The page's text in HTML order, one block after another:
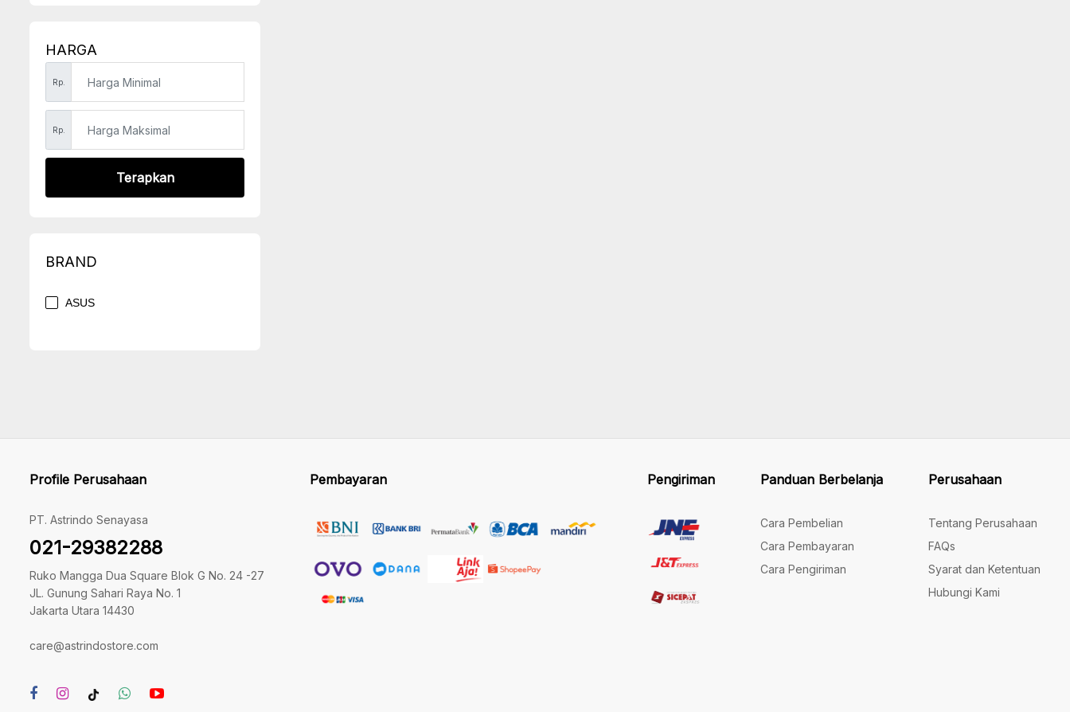
HARGA
Rp.
Rp.
Terapkan
BRAND
ASUS
Profile Perusahaan
PT. Astrindo Senayasa
021-29382288
Ruko Mangga Dua Square Blok G No. 24 -27
JL. Gunung Sahari Raya No. 1
Jakarta Utara 14430
care@astrindostore.com
Pembayaran Pengiriman Panduan Berbelanja
Cara Pembelian
Cara Pembayaran
Cara Pengiriman
Perusahaan
Tentang Perusahaan
FAQs
Syarat dan Ketentuan
Hubungi Kami